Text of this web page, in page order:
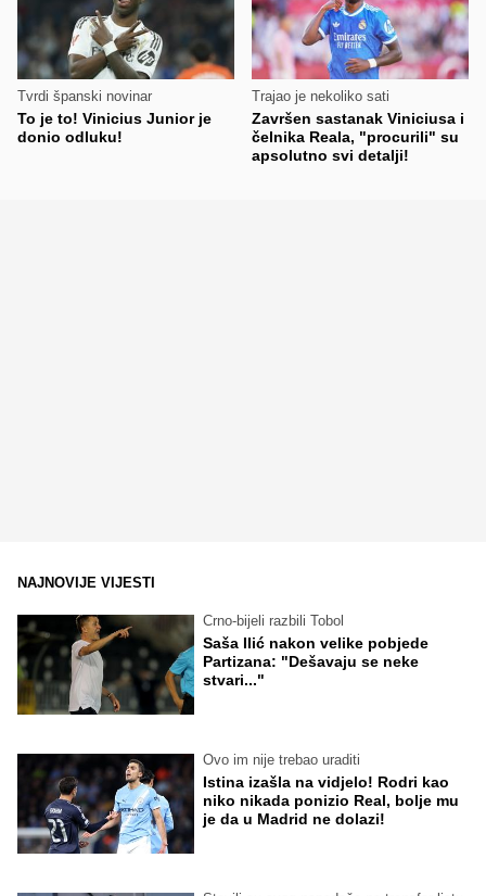
Tvrdi španski novinar
To je to! Vinicius Junior je
donio odluku!
Trajao je nekoliko sati
Završen sastanak Viniciusa i
čelnika Reala, "procurili" su
apsolutno svi detalji!
NAJNOVIJE VIJESTI
Crno-bijeli razbili Tobol
Saša Ilić nakon velike pobjede
Partizana: "Dešavaju se neke
stvari..."
Ovo im nije trebao uraditi
Istina izašla na vidjelo! Rodri kao
niko nikada ponizio Real, bolje mu
je da u Madrid ne dolazi!